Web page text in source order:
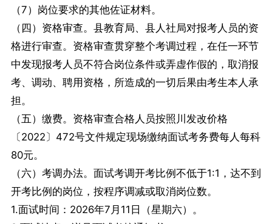
（7）岗位要求的其他佐证材料。
（四）资格审查。县教育局、县人社局对报考人员的资
格进行审查。资格审查贯穿整个考调过程，在任一环节
中发现报考人员不符合岗位条件或弄虚作假的，取消报
考、调动、聘用资格，所造成的一切后果由考生本人承
担。
（五）缴费。资格审查合格人员按照川发改价格
〔2022〕472号文件规定现场缴纳面试考务费每人每科
80元。
（六）考调办法。面试考调开考比例不低于1:1，达不到
开考比例的岗位，按程序调减或取消岗位数。
1.面试时间：2026年7月11日（星期六）。